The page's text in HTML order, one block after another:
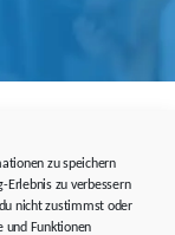
zu speichern
zu verbessern
nicht zustimmst oder
und Funktionen
Ihnen